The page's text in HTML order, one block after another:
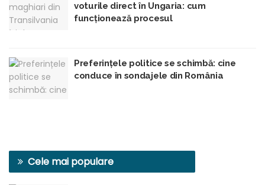
voturile direct în Ungaria: cum
funcționează procesul
Preferințele politice se schimbă: cine
conduce în sondajele din România
Cele mai populare